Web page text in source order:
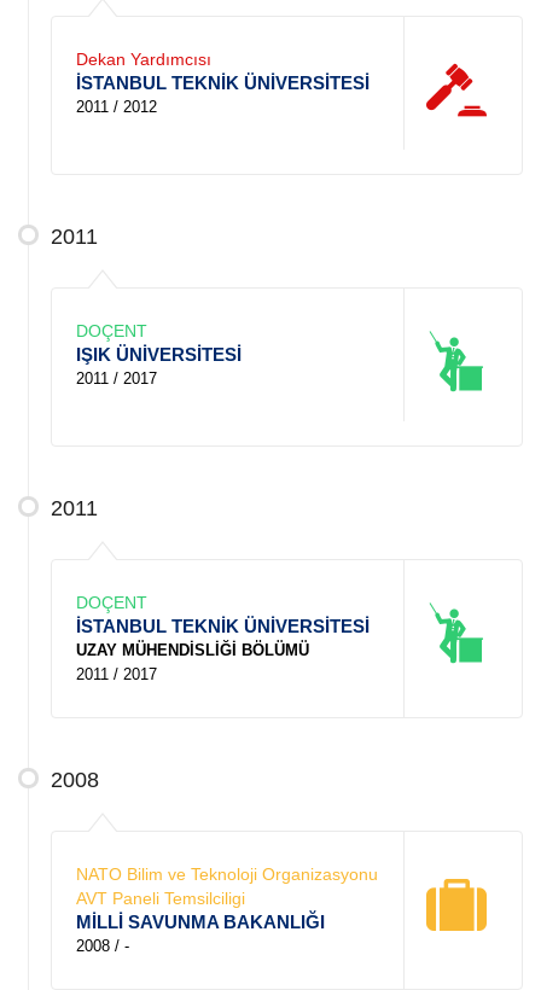
Dekan Yardımcısı
İSTANBUL TEKNİK ÜNİVERSİTESİ
2011 / 2012
2011
DOÇENT
IŞIK ÜNİVERSİTESİ
2011 / 2017
2011
DOÇENT
İSTANBUL TEKNİK ÜNİVERSİTESİ
UZAY MÜHENDİSLİĞİ BÖLÜMÜ
2011 / 2017
2008
NATO Bilim ve Teknoloji Organizasyonu
AVT Paneli Temsilciligi
MİLLİ SAVUNMA BAKANLIĞI
2008 / -